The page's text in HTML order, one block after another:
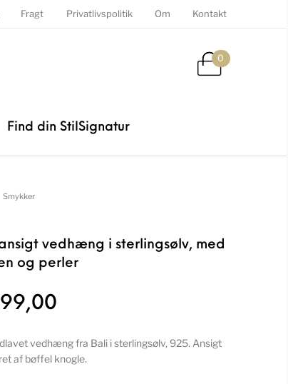
Fragt Privatlivspolitik Om Kontakt
0
Find din StilSignatur
Smykker
vedhæng i sterlingsølv, med
og perler
vedhæng fra Bali i sterlingsølv, 925. Ansigt
af bøffel knogle.